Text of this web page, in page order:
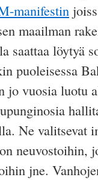
manifestin
maailman
saattaa löytyä
puoleisessa
jo vuosia luotu
Ne valitsevat
neuvostoihin,
jne.